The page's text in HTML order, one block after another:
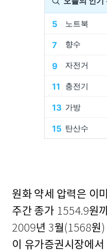
원화 약세 압력은 이
주간 종가 1554.9원
2009년 3월 (1568원 )
이 유가증권시장에서